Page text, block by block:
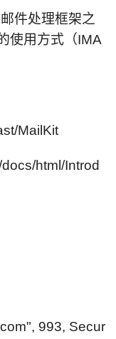
件处理框架之
使用方式（IMA
MailKit
html/Introd
993, Secur